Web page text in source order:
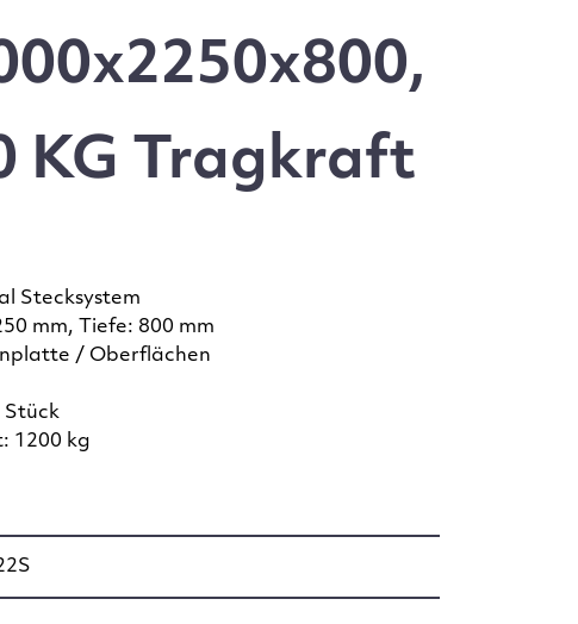
KG Tragkraft
Stecksystem
mm, Tiefe: 800 mm
/ Oberflächen
Stück
1200 kg